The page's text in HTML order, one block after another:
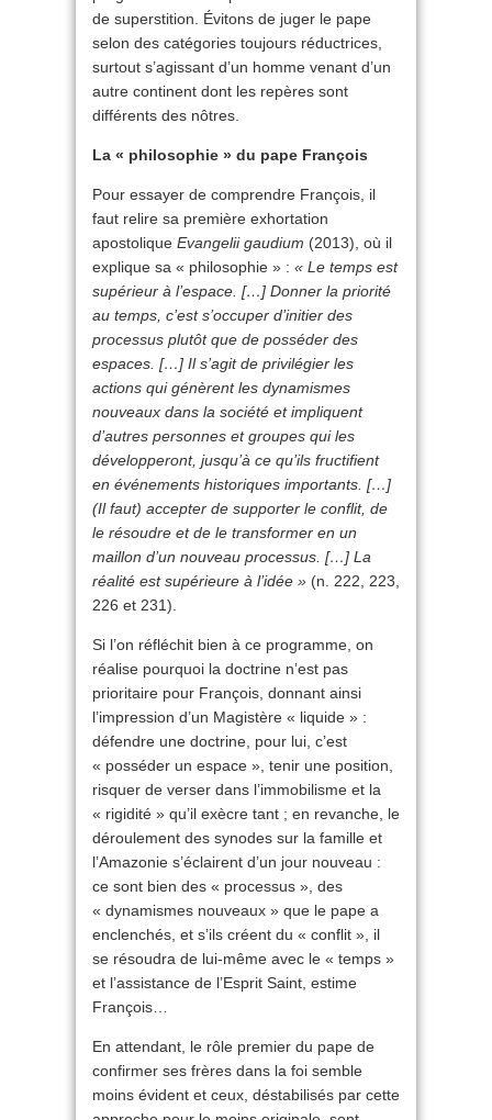
de superstition. Évitons de juger le pape
selon des catégories toujours réductrices,
surtout s’agissant d’un homme venant d’un
autre continent dont les repères sont
différents des nôtres.
La « philosophie » du pape François
Pour essayer de comprendre François, il
faut relire sa première exhortation
apostolique Evangelii gaudium (2013), où il
explique sa « philosophie » : « Le temps est
supérieur à l’espace. […] Donner la priorité
au temps, c’est s’occuper d’initier des
processus plutôt que de posséder des
espaces. […] Il s’agit de privilégier les
actions qui génèrent les dynamismes
nouveaux dans la société et impliquent
d’autres personnes et groupes qui les
développeront, jusqu’à ce qu’ils fructifient
en événements historiques importants. […]
(Il faut) accepter de supporter le conflit, de
le résoudre et de le transformer en un
maillon d’un nouveau processus. […] La
réalité est supérieure à l’idée » (n. 222, 223,
226 et 231).
Si l’on réfléchit bien à ce programme, on
réalise pourquoi la doctrine n’est pas
prioritaire pour François, donnant ainsi
l’impression d’un Magistère « liquide » :
défendre une doctrine, pour lui, c’est
« posséder un espace », tenir une position,
risquer de verser dans l’immobilisme et la
« rigidité » qu’il exècre tant ; en revanche, le
déroulement des synodes sur la famille et
l’Amazonie s’éclairent d’un jour nouveau :
ce sont bien des « processus », des
« dynamismes nouveaux » que le pape a
enclenchés, et s’ils créent du « conflit », il
se résoudra de lui-même avec le « temps »
et l’assistance de l’Esprit Saint, estime
François…
En attendant, le rôle premier du pape de
confirmer ses frères dans la foi semble
moins évident et ceux, déstabilisés par cette